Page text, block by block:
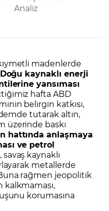
Analiz
madenlerde
kaynaklı enerji
yansıması
hafta ABD
belirgin katkısı,
tutarak altın,
üzerinde baskı
hattında anlaşmaya
ve petrol
, savaş kaynaklı
metallerde
rağmen jeopolitik
korumasına